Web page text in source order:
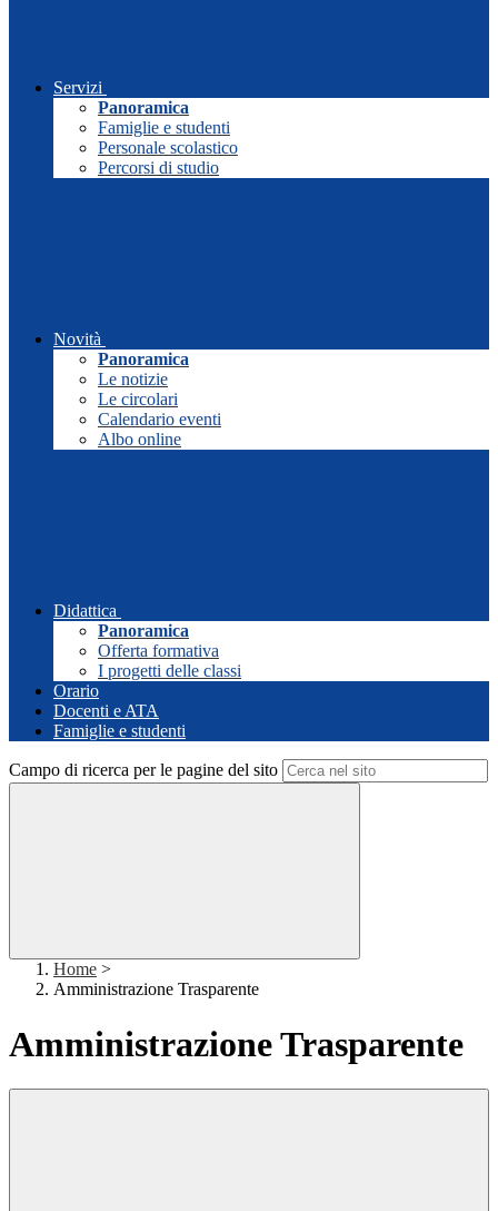
Servizi
Panoramica
Famiglie e studenti
Personale scolastico
Percorsi di studio
Novità
Panoramica
Le notizie
Le circolari
Calendario eventi
Albo online
Didattica
Panoramica
Offerta formativa
I progetti delle classi
Orario
Docenti e ATA
Famiglie e studenti
Campo di ricerca per le pagine del sito
Home >
Amministrazione Trasparente
Amministrazione Trasparente